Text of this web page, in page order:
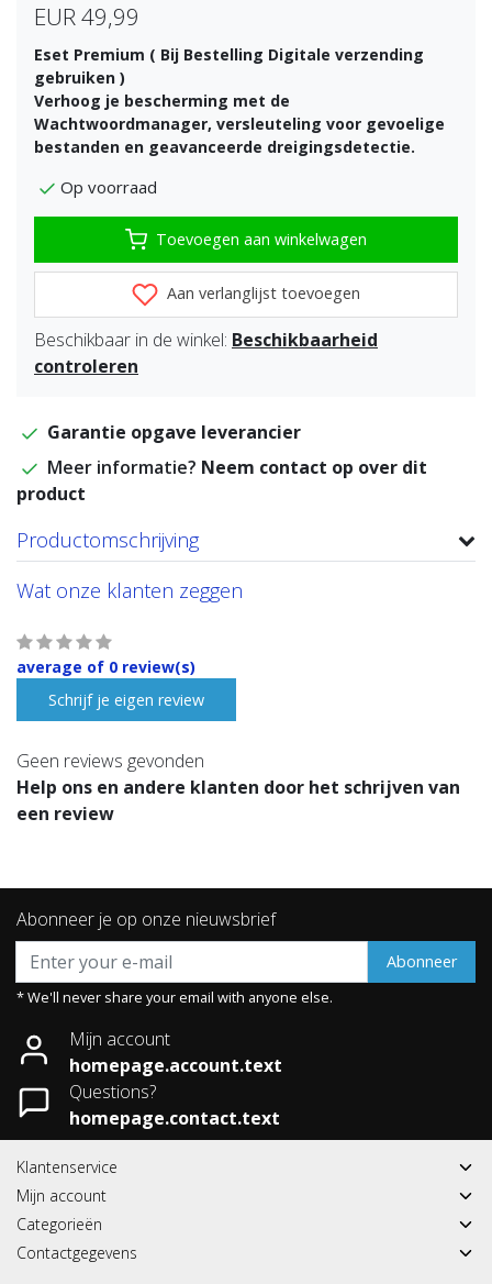
EUR 49,99
Eset Premium ( Bij Bestelling Digitale verzending
gebruiken )
Verhoog je bescherming met de
Wachtwoordmanager, versleuteling voor gevoelige
bestanden en geavanceerde dreigingsdetectie.
Op voorraad
Toevoegen aan winkelwagen
Aan verlanglijst toevoegen
Beschikbaar in de winkel: Beschikbaarheid
controleren
Garantie opgave leverancier
Meer informatie? Neem contact op over dit
product
Productomschrijving
Wat onze klanten zeggen
average of 0 review(s)
Schrijf je eigen review
Geen reviews gevonden
Help ons en andere klanten door het schrijven van
een review
Abonneer je op onze nieuwsbrief
Abonneer
* We'll never share your email with anyone else.
Mijn account
homepage.account.text
Questions?
homepage.contact.text
Klantenservice
Mijn account
Categorieën
Contactgegevens